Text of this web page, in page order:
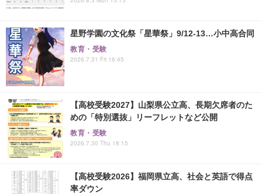
星野学園の文化祭「星華祭」9/12-13…小中高合同
教育・受験
2026.7.31 Fri 16:45
【高校受験2027】山梨県公立高、長期欠席者のた
めの「特別選抜」リーフレットなど公開
教育・受験
2026.7.30 Thu 18:15
【高校受験2026】福岡県立高、社会と英語で得点
率ダウン